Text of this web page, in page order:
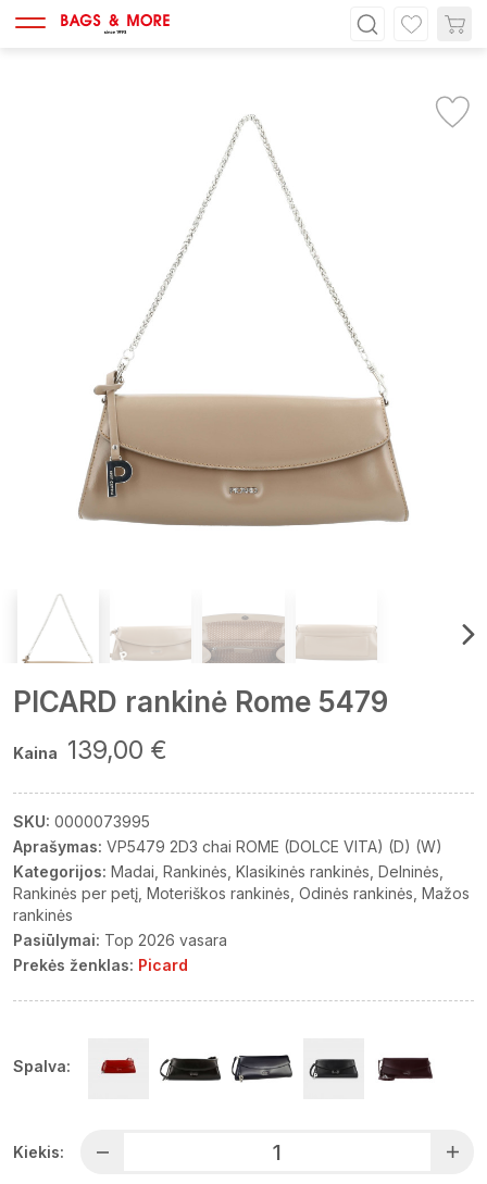
PICARD rankinė Rome 5479
Kaina 139,00 €
SKU: 0000073995
Aprašymas: VP5479 2D3 chai ROME (DOLCE VITA) (D) (W)
Kategorijos: Madai Rankinės Klasikinės rankinės Delninės
Rankinės per petį Moteriškos rankinės Odinės rankinės Mažos
rankinės
Pasiūlymai: Top 2026 vasara
Prekės ženklas: Picard
Spalva:
Kiekis: